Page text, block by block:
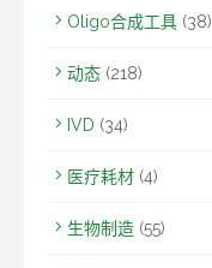
Oligo合成工具 (38)
动态 (218)
IVD (34)
医疗耗材 (4)
生物制造 (55)